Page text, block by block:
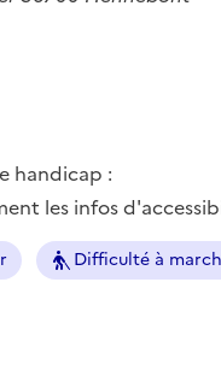
handicap :
les infos
Difficulté à